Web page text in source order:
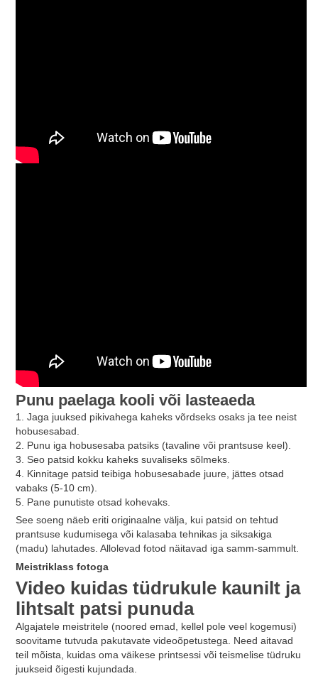
Punu paelaga kooli või lasteaeda
1. Jaga juuksed pikivahega kaheks võrdseks osaks ja tee neist
hobusesabad.
2. Punu iga hobusesaba patsiks (tavaline või prantsuse keel).
3. Seo patsid kokku kaheks suvaliseks sõlmeks.
4. Kinnitage patsid teibiga hobusesabade juure, jättes otsad
vabaks (5-10 cm).
5. Pane punutiste otsad kohevaks.
See soeng näeb eriti originaalne välja, kui patsid on tehtud
prantsuse kudumisega või kalasaba tehnikas ja siksakiga
(madu) lahutades. Allolevad fotod näitavad iga samm-sammult.
Meistriklass fotoga
Video kuidas tüdrukule kaunilt ja
lihtsalt patsi punuda
Algajatele meistritele (noored emad, kellel pole veel kogemusi)
soovitame tutvuda pakutavate videoõpetustega. Need aitavad
teil mõista, kuidas oma väikese printsessi või teismelise tüdruku
juukseid õigesti kujundada.